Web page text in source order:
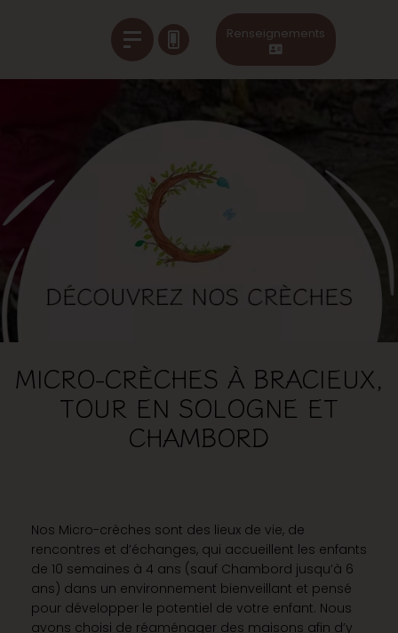
Renseignements
MICRO-CRÈCHES À BRACIEUX,
TOUR EN SOLOGNE ET
CHAMBORD
Nos Micro-crèches sont des lieux de vie, de
rencontres et d’échanges, qui accueillent les enfants
de 10 semaines à 4 ans (sauf Chambord jusqu’à 6
ans) dans un environnement bienveillant et pensé
pour développer le potentiel de votre enfant. Nous
avons choisi de réaménager des maisons afin d’y